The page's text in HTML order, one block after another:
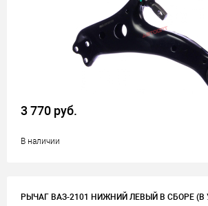
3 770 руб.
В наличии
РЫЧАГ ВАЗ-2101 НИЖНИЙ ЛЕВЫЙ В СБОРЕ (В